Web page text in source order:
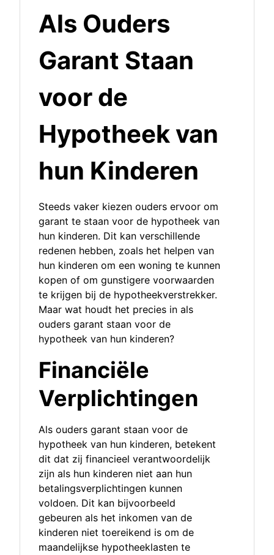
Als Ouders
Garant Staan
voor de
Hypotheek van
hun Kinderen
Steeds vaker kiezen ouders ervoor om
garant te staan voor de hypotheek van
hun kinderen. Dit kan verschillende
redenen hebben, zoals het helpen van
hun kinderen om een woning te kunnen
kopen of om gunstigere voorwaarden
te krijgen bij de hypotheekverstrekker.
Maar wat houdt het precies in als
ouders garant staan voor de
hypotheek van hun kinderen?
Financiële
Verplichtingen
Als ouders garant staan voor de
hypotheek van hun kinderen, betekent
dit dat zij financieel verantwoordelijk
zijn als hun kinderen niet aan hun
betalingsverplichtingen kunnen
voldoen. Dit kan bijvoorbeeld
gebeuren als het inkomen van de
kinderen niet toereikend is om de
maandelijkse hypotheeklasten te